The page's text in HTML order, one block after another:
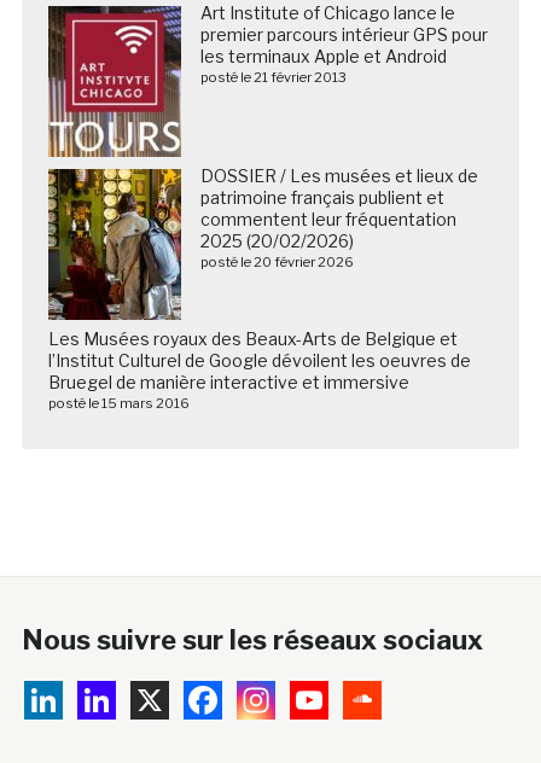
Art Institute of Chicago lance le
premier parcours intérieur GPS pour
les terminaux Apple et Android
posté le 21 février 2013
DOSSIER / Les musées et lieux de
patrimoine français publient et
commentent leur fréquentation
2025 (20/02/2026)
posté le 20 février 2026
Les Musées royaux des Beaux-Arts de Belgique et
l’Institut Culturel de Google dévoilent les oeuvres de
Bruegel de manière interactive et immersive
posté le 15 mars 2016
Nous suivre sur les réseaux sociaux